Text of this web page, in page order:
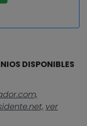
DISPONIBLES
ver